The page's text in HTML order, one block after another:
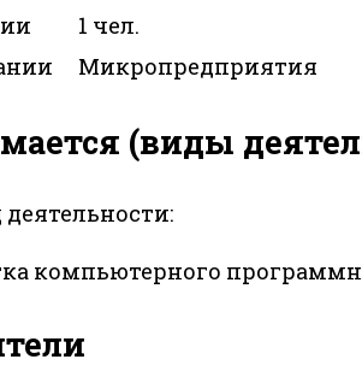
1 чел.
Микропредприятия
(виды
компьютерного